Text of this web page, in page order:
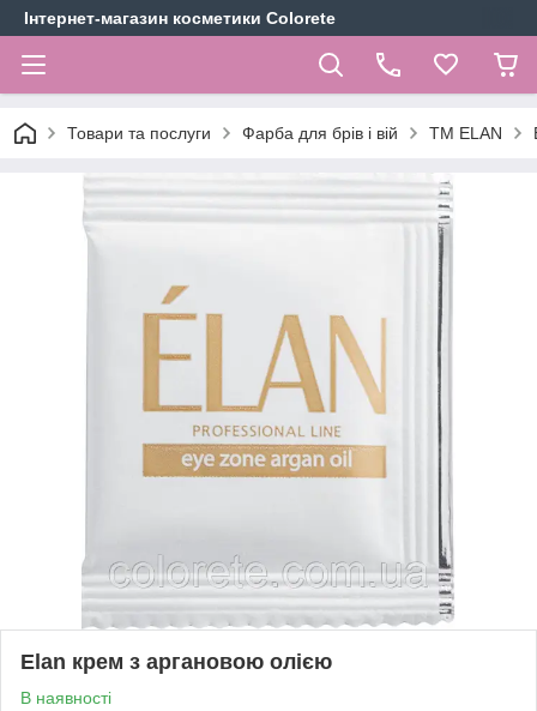
Інтернет-магазин косметики Colorete
Товари та послуги Фарба для брів і вій ТМ ELAN
Elan крем з аргановою олією
В наявності